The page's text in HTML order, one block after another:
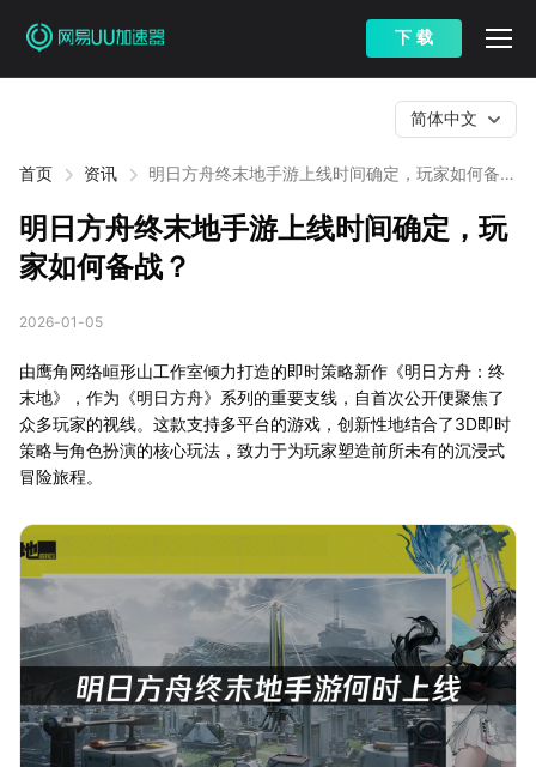
下 载
首页 资讯
明日方舟终末地手游上线时间确定，玩家如何备
简体中文
明日方舟终末地手游上线时间确定，玩
家如何备战？
2026-01-05
由鹰角网络峘形山工作室倾力打造的即时策略新作《明日方舟：终
末地》，作为《明日方舟》系列的重要支线，自首次公开便聚焦了
众多玩家的视线。这款支持多平台的游戏，创新性地结合了3D即时
策略与角色扮演的核心玩法，致力于为玩家塑造前所未有的沉浸式
冒险旅程。